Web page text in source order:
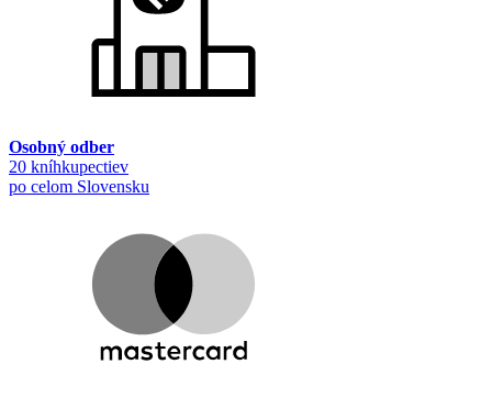
Osobný odber
20 kníhkupectiev
po celom Slovensku